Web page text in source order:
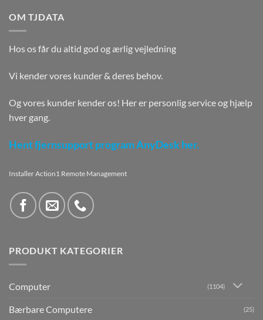
OM TJDATA
Hos os får du altid god og ærlig vejledning
Vi kender vores kunder & deres behov.
Og vores kunder kender os! Her er personlig service og hjælp
hver gang.
Hent fjernsupport program AnyDesk her.
Installer Action1 Remote Management
PRODUKT KATEGORIER
Computer (1104)
Bærbare Computere (25)